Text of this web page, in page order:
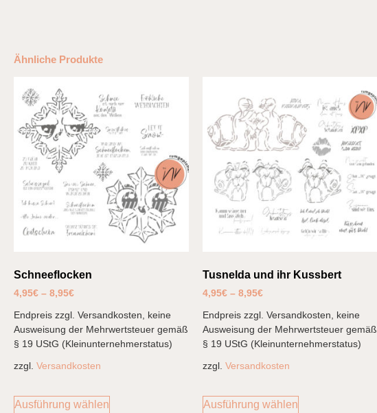
Ähnliche Produkte
Schneeflocken
4,95€ – 8,95€
Endpreis zzgl. Versandkosten, keine
Ausweisung der Mehrwertsteuer gemäß
§ 19 UStG (Kleinunternehmerstatus)
zzgl. Versandkosten
Ausführung wählen
Tusnelda und ihr Kussbert
4,95€ – 8,95€
Endpreis zzgl. Versandkosten, keine
Ausweisung der Mehrwertsteuer gemäß
§ 19 UStG (Kleinunternehmerstatus)
zzgl. Versandkosten
Ausführung wählen